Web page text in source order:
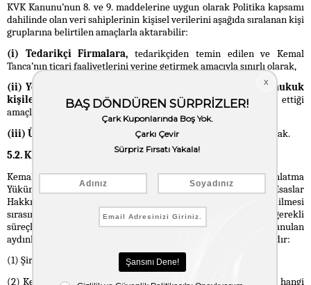
KVK Kanunu’nun 8. ve 9. maddelerine uygun olarak Politika kapsamı
dahilinde olan veri sahiplerinin kişisel verilerini aşağıda sıralanan kişi
gruplarına belirtilen amaçlarla aktarabilir:
(i) Tedarikçi Firmalara, tedarikçiden temin edilen ve Kemal
Tanca’nın ticari faaliyetlerini yerine getirmek amacıyla sınırlı olarak,
(ii) Yetkili kamu kurum ve kuruluşları ile yetkili özel hukuk
kişilerine,
ilgili kişilerinin hukuki yetkisi dahilinde talep ettiği
amaçla sınırlı olarak,
(iii) Üçüncü kişilere
kişisel veri aktarım şartlarına uygun olarak.
5.2. KİŞİSEL VERİ SAHİPLERİNİN AYDINLATILMASI
Kemal Tanca, KVK Kanunu’nun 10. maddesine ve Aydınlatma
Yükümlülüğünün Yerine Getirilmesinde Uyulacak Usul ve Esaslar
Hakkında Tebliğ’e uygun olarak, kişisel verilerin elde edilmesi
sırasında veri sahiplerinin bilgilendirilmesini sağlamak için gerekli
süreçleri yürütmektedir. Bu kapsamda veri sahiplerine sunulan
aydınlatma metinlerinde aşağıda sıralanan bilgiler bulunmaktadır:
(1) Şirketimizin unvanı,
(2) Kemal Tanca tarafından veri sahiplerinin kişisel verilerinin hangi